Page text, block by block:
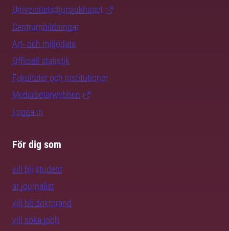
Universitetsdjursjukhuset
Centrumbildningar
Art- och miljödata
Officiell statistik
Fakulteter och institutioner
Medarbetarwebben
Logga in
För dig som
vill bli student
är journalist
vill bli doktorand
vill söka jobb